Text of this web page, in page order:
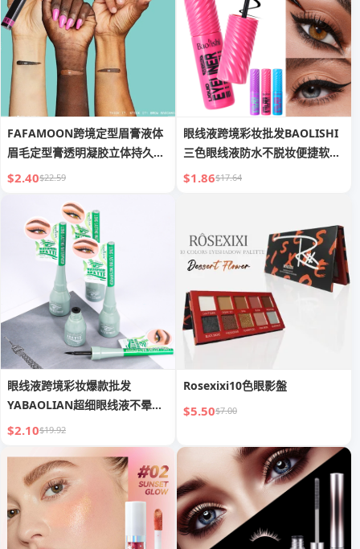
FAFAMOON跨境定型眉膏液体
眉毛定型膏透明凝胶立体持久速
干眉膏
$2.40$22.59
眼线液跨境彩妆批发BAOLISHI
三色眼线液防水不脱妆便捷软毛
眼线液
$1.86$17.64
眼线液跨境彩妆爆款批发
YABAOLIAN超细眼线液不晕持
久自然眼线液
$2.10$19.92
Rosexixi10色眼影盤
$5.50$7.00